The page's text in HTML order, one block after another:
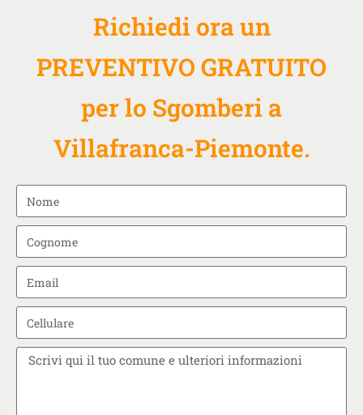
Richiedi ora un
PREVENTIVO GRATUITO
per lo Sgomberi a
Villafranca-Piemonte.